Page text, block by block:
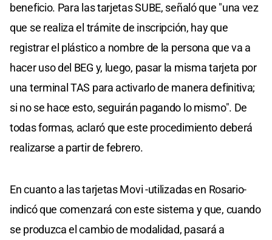
beneficio. Para las tarjetas SUBE, señaló que "una vez
que se realiza el trámite de inscripción, hay que
registrar el plástico a nombre de la persona que va a
hacer uso del BEG y, luego, pasar la misma tarjeta por
una terminal TAS para activarlo de manera definitiva;
si no se hace esto, seguirán pagando lo mismo". De
todas formas, aclaró que este procedimiento deberá
realizarse a partir de febrero.
En cuanto a las tarjetas Movi -utilizadas en Rosario-
indicó que comenzará con este sistema y que, cuando
se produzca el cambio de modalidad, pasará a